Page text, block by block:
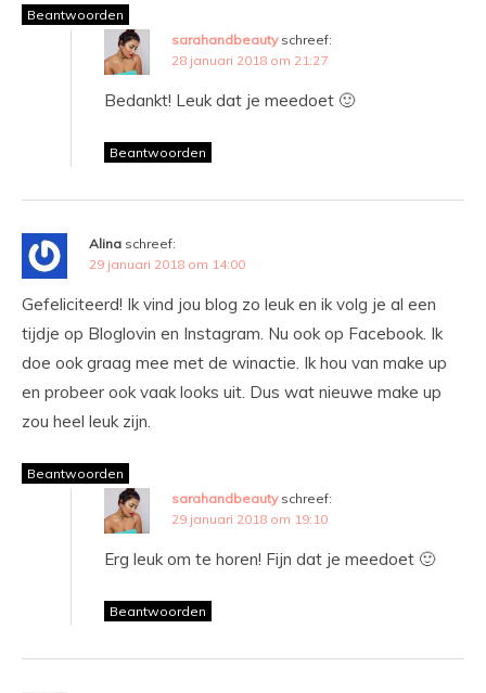
Beantwoorden
sarahandbeauty schreef:
28 januari 2018 om 21:27
Bedankt! Leuk dat je meedoet 🙂
Beantwoorden
Alina schreef:
29 januari 2018 om 14:00
Gefeliciteerd! Ik vind jou blog zo leuk en ik volg je al een
tijdje op Bloglovin en Instagram. Nu ook op Facebook. Ik
doe ook graag mee met de winactie. Ik hou van make up
en probeer ook vaak looks uit. Dus wat nieuwe make up
zou heel leuk zijn.
Beantwoorden
sarahandbeauty schreef:
29 januari 2018 om 19:10
Erg leuk om te horen! Fijn dat je meedoet 🙂
Beantwoorden